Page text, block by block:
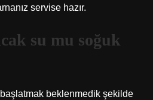
servise hazır.
su mu soğuk
beklenmedik şekilde